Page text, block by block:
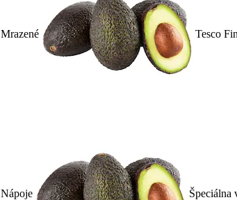
Mrazené Tesco
Nápoje Špeciálna